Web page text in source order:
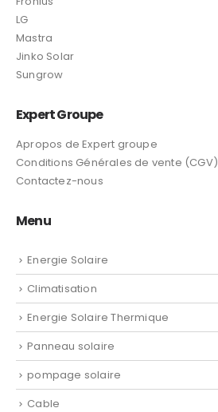
LG
Mastra
Jinko Solar
Sungrow
Expert Groupe
Apropos de Expert groupe
Conditions Générales de vente (CGV)
Contactez-nous
Menu
Energie Solaire
Climatisation
Energie Solaire Thermique
Panneau solaire
pompage solaire
Cable